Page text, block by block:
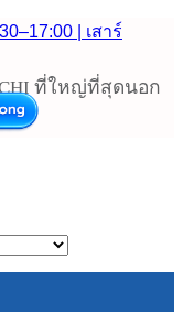
| เสาร์
ที่ใหญ่ที่สุดนอก